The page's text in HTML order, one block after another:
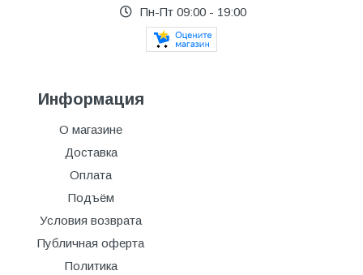
Пн-Пт 09:00 - 19:00
Информация
О магазине
Доставка
Оплата
Подъём
Условия возврата
Публичная оферта
Политика